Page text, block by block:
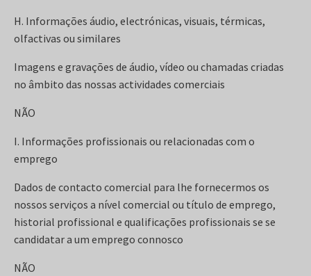
H. Informações áudio, electrónicas, visuais, térmicas,
olfactivas ou similares
Imagens e gravações de áudio, vídeo ou chamadas criadas
no âmbito das nossas actividades comerciais
NÃO
I. Informações profissionais ou relacionadas com o
emprego
Dados de contacto comercial para lhe fornecermos os
nossos serviços a nível comercial ou título de emprego,
historial profissional e qualificações profissionais se se
candidatar a um emprego connosco
NÃO